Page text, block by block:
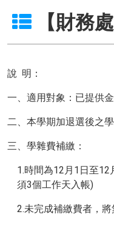
【財務
說 明：
一、適用對象：已提供
二、本學期加退選後之
三、學雜費補繳：
1.時間為12月1日至
須3個工作天入帳)
2.未完成補繳費者，